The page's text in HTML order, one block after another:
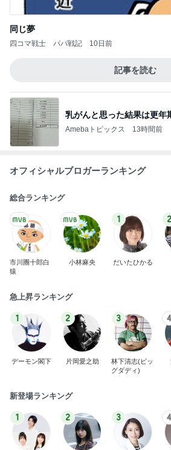
同じ夢
四コマ戦士 パパ戦記 10日前
記事を読む
乳がんと思った結果は更年
Amebaトピックス 13時間前
オフィシャルブロガーランキング
総合ランキング
市川團十郎白
猿
小林麻央
1
だいたひかる
2
急上昇ランキング
1
デーモン閣下
2
片岡愛之助
3
林下清志(ビッ
グダディ)
新登場ランキング
1 2 3